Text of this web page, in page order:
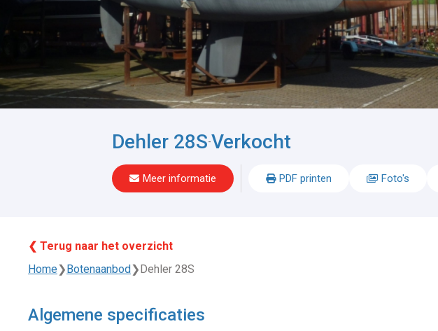
Dehler 28S-Verkocht
Meer informatie PDF printen Foto's
❮ Terug naar het overzicht
Home❯Botenaanbod❯Dehler 28S
Algemene specificaties